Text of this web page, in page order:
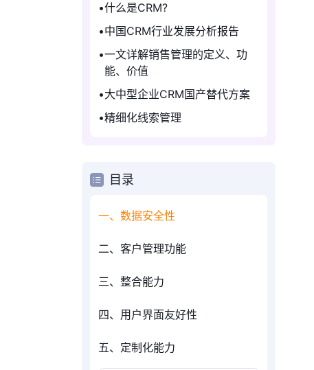
什么是CRM?
中国CRM行业发展分析报告
一文详解销售管理的定义、功
能、价值
大中型企业CRM国产替代方案
精细化线索管理
目录
一、数据安全性
二、客户管理功能
三、整合能力
四、用户界面友好性
五、定制化能力